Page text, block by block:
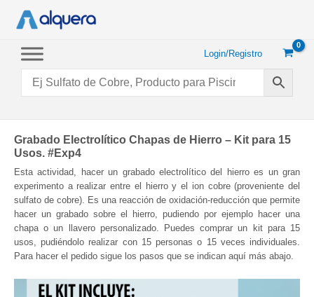
Login/Registro
Grabado Electrolítico Chapas de Hierro – Kit para 15
Usos. #Exp4
Esta actividad, hacer un grabado electrolítico del hierro es un gran
experimento a realizar entre el hierro y el ion cobre (proveniente del
sulfato de cobre). Es una reacción de oxidación-reducción que permite
hacer un grabado sobre el hierro, pudiendo por ejemplo hacer una
chapa o un llavero personalizado. Puedes comprar un kit para 15
usos, pudiéndolo realizar con 15 personas o 15 veces individuales.
Para hacer el pedido sigue los pasos que se indican aquí más abajo.